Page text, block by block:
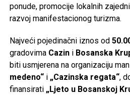
ponude, promocije lokalnih
razvoj manifestacionog turizma.
Najveći pojedinačni iznos od
gradovima Cazini Bosanska
biti usmjerena na organizaciju
medeno“i „Cazinska regata“,
finansirati „Ljeto u Bosanskoj